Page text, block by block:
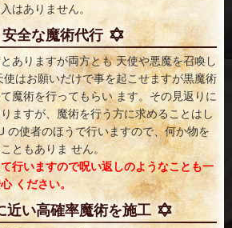
はありません。
安全な魔術代行
ありますが両方とも 天使や悪魔を召喚し
はお願いだけで事を起こせますが黒魔術
魔術を行ってもらい ます。その見返りに
ますが、魔術を行う方に求めることはし
の使者のほうで行いますので、何か物を
ともありま せん。
行いますので呪い返しのようなことも一
ください。
近い高確率魔術を施工